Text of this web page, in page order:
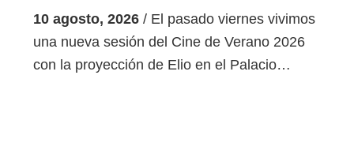
10 agosto, 2026 / El pasado viernes vivimos
una nueva sesión del Cine de Verano 2026
con la proyección de Elio en el Palacio…